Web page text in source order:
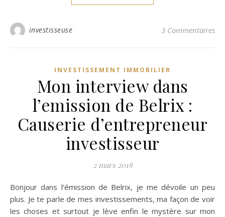
investisseuse 3 Commentaires
INVESTISSEMENT IMMOBILIER
Mon interview dans
l’emission de Belrix :
Causerie d’entrepreneur
investisseur
2 mars 2018
Bonjour dans l’émission de Belrix, je me dévoile un peu
plus. Je te parle de mes investissements, ma façon de voir
les choses et surtout je lève enfin le mystère sur mon